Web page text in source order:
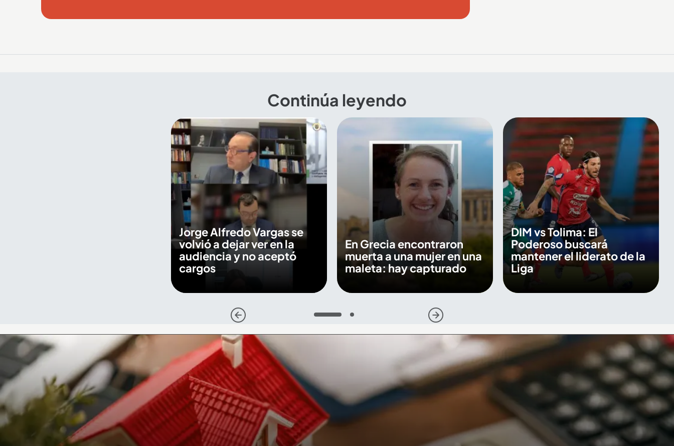
Continúa leyendo
Jorge Alfredo Vargas se
volvió a dejar ver en la
audiencia y no aceptó
cargos
En Grecia encontraron
muerta a una mujer en una
maleta: hay capturado
DIM vs Tolima: El
Poderoso buscará
mantener el liderato de la
Liga
1 2